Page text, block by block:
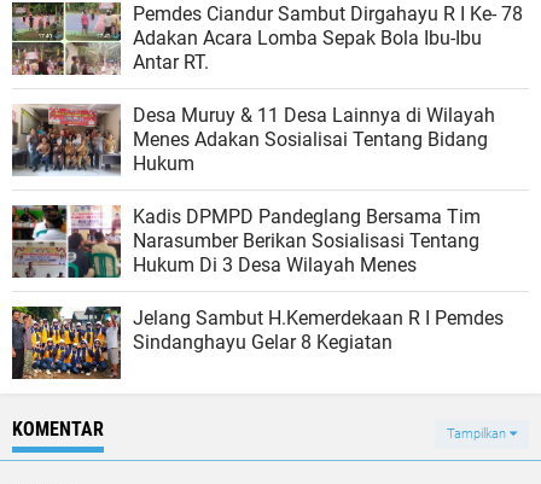
Pemdes Ciandur Sambut Dirgahayu R I Ke- 78
Adakan Acara Lomba Sepak Bola Ibu-Ibu
Antar RT.
Desa Muruy & 11 Desa Lainnya di Wilayah
Menes Adakan Sosialisai Tentang Bidang
Hukum
Kadis DPMPD Pandeglang Bersama Tim
Narasumber Berikan Sosialisasi Tentang
Hukum Di 3 Desa Wilayah Menes
Jelang Sambut H.Kemerdekaan R I Pemdes
Sindanghayu Gelar 8 Kegiatan
KOMENTAR Tampilkan